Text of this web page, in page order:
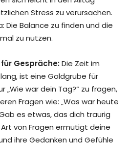
Stress zu verursachen.
Die Balance zu finden und die
zu nutzen.
Gespräche:Die Zeit im
ist eine Goldgrube für
„Wie war dein Tag?“ zu fragen,
Fragen wie: „Was war heute
es etwas, das dich traurig
von Fragen ermutigt deine
ihre Gedanken und Gefühle